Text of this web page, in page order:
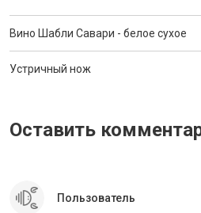
Вино Шабли Савари - белое сухое
Устричный нож
Оставить
Пользователь